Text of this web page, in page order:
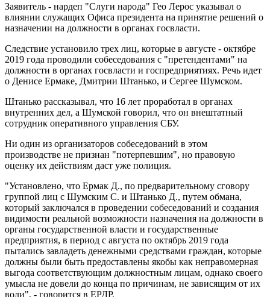
Заявитель - нардеп "Слуги народа" Гео Лерос указывал о
влиянии служащих Офиса президента на принятие решений о
назначении на должности в органах госвласти.
Следствие установило трех лиц, которые в августе - октябре
2019 года проводили собеседования с "претендентами" на
должности в органах госвласти и госпредприятиях. Речь идет
о Денисе Ермаке, Дмитрии Штанько, и Сергее Шумском.
Штанько рассказывал, что 16 лет проработал в органах
внутренних дел, а Шумской говорил, что он внештатный
сотрудник оперативного управления СБУ.
Ни один из организаторов собеседований в этом
производстве не признан "потерпевшим", но правовую
оценку их действиям даст уже полиция.
"Установлено, что Ермак Д., по предварительному сговору
группой лиц с Шумским С. и Штанько Д., путем обмана,
который заключался в проведении собеседований и создания
видимости реальной возможности назначения на должности в
органы государственной власти и государственные
предприятия, в период с августа по октябрь 2019 года
пытались завладеть денежными средствами граждан, которые
должны были быть предоставлены якобы как неправомерная
выгода соответствующим должностным лицам, однако своего
умысла не довели до конца по причинам, не зависящим от их
воли", - говорится в ЕРДР.